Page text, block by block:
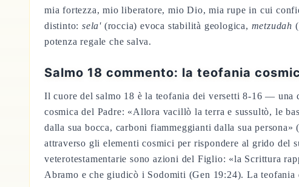
mia fortezza, mio liberatore, mio Dio, mia rupe in cui
distinto: sela' (roccia) evoca stabilità geologica, metzudah
potenza regale che salva.
Salmo 18 commento: la teofania
Il cuore del salmo 18 è la teofania dei versetti 8-16 —
cosmica del Padre: «Allora vacillò la terra e sussultò, le
dalla sua bocca, carboni fiammeggianti dalla sua
attraverso gli elementi cosmici per rispondere al grido del
veterotestamentarie sono azioni del Figlio: «la Scrittura
Abramo e che giudicò i Sodomiti (Gen 19:24). La